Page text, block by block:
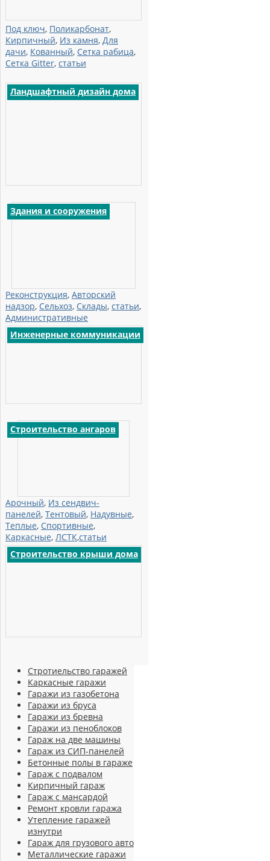
Под ключ, Поликарбонат,
Кирпичный, Из камня, Для
дачи, Кованный, Сетка рабица,
Сетка Gitter, статьи
Ландшафтный дизайн дома
Здания и сооружения
Реконструкция, Авторский
надзор, Сельхоз, Склады, статьи,
Административные
Инженерные коммуникации
Строительство ангаров
Арочный, Из сендвич-
панелей, Тентовый, Надувные,
Теплые, Спортивные,
Каркасные, ЛСТК,статьи
Строительство крыши дома
Стротиельство гаражей
Каркасные гаражи
Гаражи из газобетона
Гаражи из бруса
Гаражи из бревна
Гаражи из пеноблоков
Гараж на две машины
Гараж из СИП-панелей
Бетонные полы в гараже
Гараж с подвалом
Кирпичный гараж
Гараж с мансардой
Ремонт кровли гаража
Утепление гаражей
изнутри
Гараж для грузового авто
Металлические гаражи